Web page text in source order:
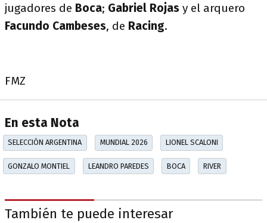
jugadores de Boca; Gabriel Rojas y el arquero
Facundo Cambeses, de Racing.
FMZ
En esta Nota
SELECCIÓN ARGENTINA MUNDIAL 2026 LIONEL SCALONI
GONZALO MONTIEL LEANDRO PAREDES BOCA RIVER
También te puede interesar